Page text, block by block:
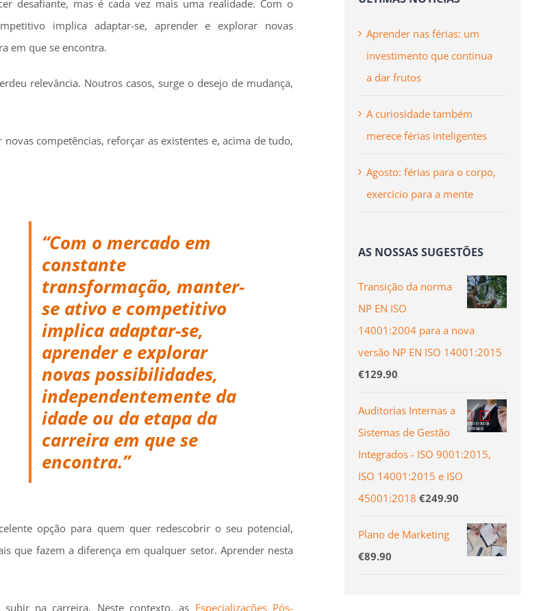
desafiante, mas é cada vez mais uma realidade. Com o
implica adaptar-se, aprender e explorar novas
em que se encontra.
relevância. Noutros casos, surge o desejo de mudança,
competências, reforçar as existentes e, acima de tudo,
“Com o mercado em
constante
transformação, manter-
se ativo e competitivo
implica adaptar-se,
aprender e explorar
novas possibilidades,
independentemente da
idade ou da etapa da
carreira em que se
encontra.”
opção para quem quer redescobrir o seu potencial,
que fazem a diferença em qualquer setor. Aprender nesta
na carreira. Neste contexto, as Especializações Pós-
Aprender nas férias: um
investimento que continua
a dar frutos
A curiosidade também
merece férias inteligentes
Agosto: férias para o corpo,
exercício para a mente
AS NOSSAS SUGESTÕES
Transição da norma
NP EN ISO
14001:2004 para a nova
versão NP EN ISO 14001:2015
€129.90
Auditorias Internas a
Sistemas de Gestão
Integrados - ISO 9001:2015,
ISO 14001:2015 e ISO
45001:2018 €249.90
Plano de Marketing
€89.90